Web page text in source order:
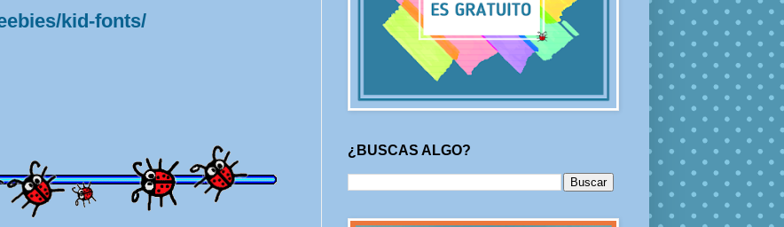
kid-fonts/
¿BUSCAS ALGO?